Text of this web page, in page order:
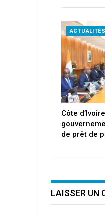
ACTUALITÉS
Côte
de prêt de
LAISSER UN